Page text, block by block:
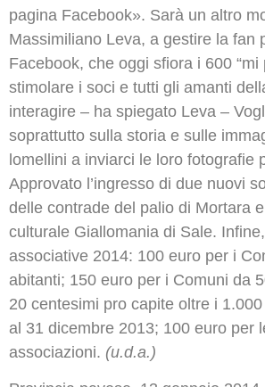
pagina Facebook». Sarà un altro
Massimiliano Leva, a gestire la fan
Facebook, che oggi sfiora i 600 “mi
stimolare i soci e tutti gli amanti
interagire – ha spiegato Leva –
soprattutto sulla storia e sulle
lomellini a inviarci le loro fotografie
Approvato l’ingresso di due nuovi
delle contrade del palio di Mortara
culturale Giallomania di Sale.
associative 2014: 100 euro per i
abitanti; 150 euro per i Comuni da
20 centesimi pro capite oltre i
al 31 dicembre 2013; 100 euro per
associazioni. (u.d.a.)